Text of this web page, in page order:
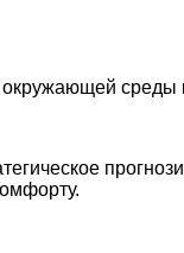
среды